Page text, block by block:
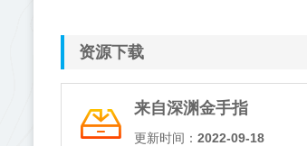
资源下载
来自深渊金手指
更新时间： 2022-09-18